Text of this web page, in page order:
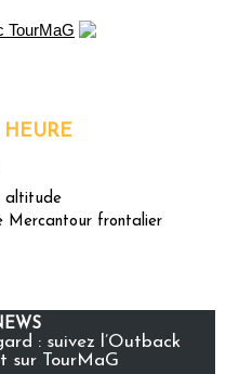
HEURE
altitude
Mercantour frontalier
: suivez l’Outback
sur TourMaG